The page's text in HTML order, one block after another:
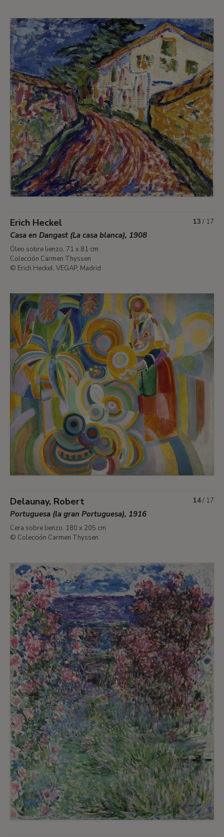
Erich Heckel
Casa en Dangast (La casa blanca), 1908
Óleo sobre lienzo, 71 x 81 cm
Colección Carmen Thyssen
© Erich Heckel, VEGAP, Madrid
13 / 17
Delaunay, Robert
Portuguesa (la gran Portuguesa), 1916
Cera sobre lienzo. 180 x 205 cm
© Colección Carmen Thyssen
14/ 17